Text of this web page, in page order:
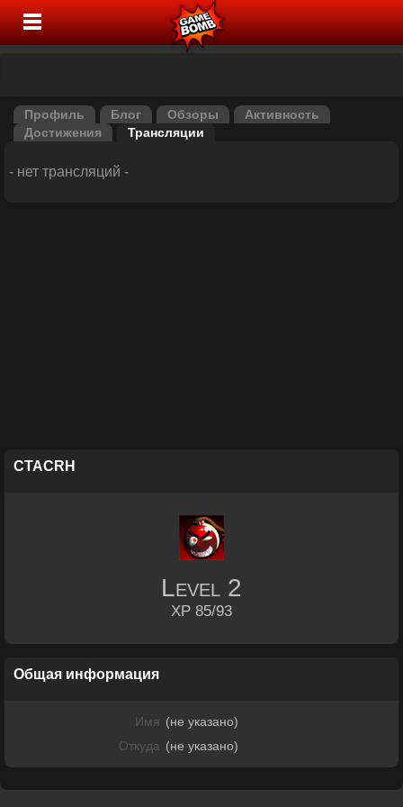
Профиль Блог Обзоры
Активность
Достижения
Трансляции
- нет трансляций -
CTACRH
Level 2
XP 85/93
Общая информация
Имя (не указано)
Откуда (не указано)